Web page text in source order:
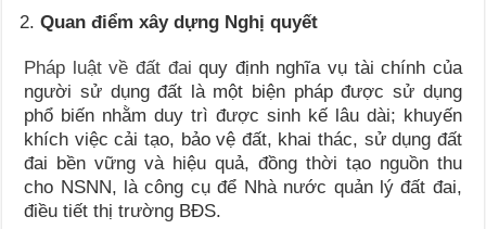
Quan điểm xây dựng Nghị quyết
Pháp luật về đất đai quy định nghĩa vụ tài chính của
người sử dụng đất là một biện pháp được sử dụng
phổ biến nhằm duy trì được sinh kế lâu dài; khuyến
khích việc cải tạo, bảo vệ đất, khai thác, sử dụng đất
đai bền vững và hiệu quả, đồng thời tạo nguồn thu
cho NSNN, là công cụ để Nhà nước quản lý đất đai,
điều tiết thị trường BĐS.